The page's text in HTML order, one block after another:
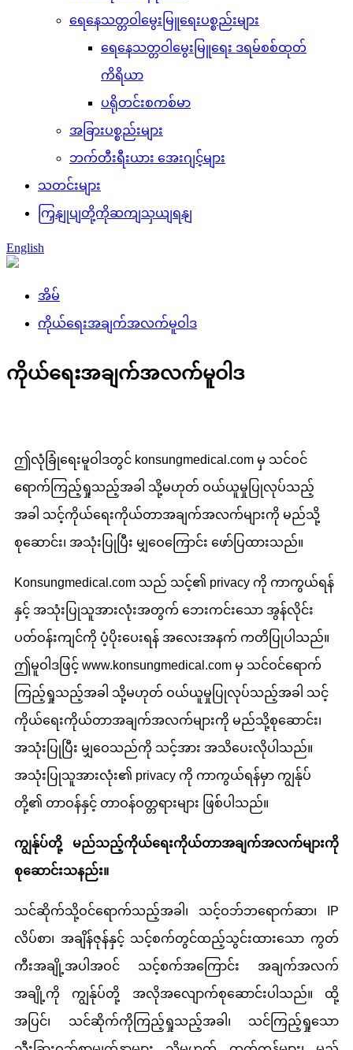
ရေနေသတ္တဝါမွေးမြူရေးပစ္စည်းများ
ရေနေသတ္တဝါမွေးမြူရေး ဒရမ်စစ်ထုတ်
ကိရိယာ
ပရိုတင်းစကစ်မာ
အခြားပစ္စည်းများ
ဘက်တီးရီးယား အေးဂျင့်များ
သတင်းများ
ကြှနျုပျတို့ကိုဆကျသှယျရနျ
English
အိမ်
ကိုယ်ရေးအချက်အလက်မူဝါဒ
ကိုယ်ရေးအချက်အလက်မူဝါဒ
ဤလုံခြုံရေးမူဝါဒတွင် konsungmedical.com မှ သင်ဝင်
ရောက်ကြည့်ရှုသည့်အခါ သို့မဟုတ် ဝယ်ယူမှုပြုလုပ်သည့်
အခါ သင့်ကိုယ်ရေးကိုယ်တာအချက်အလက်များကို မည်သို့
စုဆောင်း၊ အသုံးပြုပြီး မျှဝေကြောင်း ဖော်ပြထားသည်။
Konsungmedical.com သည် သင့်၏ privacy ကို ကာကွယ်ရန်
နှင့် အသုံးပြုသူအားလုံးအတွက် ဘေးကင်းသော အွန်လိုင်း
ပတ်ဝန်းကျင်ကို ပံ့ပိုးပေးရန် အလေးအနက် ကတိပြုပါသည်။
ဤမူဝါဒဖြင့် www.konsungmedical.com မှ သင်ဝင်ရောက်
ကြည့်ရှုသည့်အခါ သို့မဟုတ် ဝယ်ယူမှုပြုလုပ်သည့်အခါ သင့်
ကိုယ်ရေးကိုယ်တာအချက်အလက်များကို မည်သို့စုဆောင်း၊
အသုံးပြုပြီး မျှဝေသည်ကို သင့်အား အသိပေးလိုပါသည်။
အသုံးပြုသူအားလုံး၏ privacy ကို ကာကွယ်ရန်မှာ ကျွန်ုပ်
တို့၏ တာဝန်နှင့် တာဝန်ဝတ္တရားများ ဖြစ်ပါသည်။
ကျွန်ုပ်တို့ မည်သည့်ကိုယ်ရေးကိုယ်တာအချက်အလက်များကို
စုဆောင်းသနည်း။
သင်ဆိုက်သို့ဝင်ရောက်သည့်အခါ၊ သင့်ဝဘ်ဘရောက်ဆာ၊ IP
လိပ်စာ၊ အချိန်ဇုန်နှင့် သင့်စက်တွင်ထည့်သွင်းထားသော ကွတ်
ကီးအချို့အပါအဝင် သင့်စက်အကြောင်း အချက်အလက်
အချို့ကို ကျွန်ုပ်တို့ အလိုအလျောက်စုဆောင်းပါသည်။ ထို့
အပြင်၊ သင်ဆိုက်ကိုကြည့်ရှုသည့်အခါ၊ သင်ကြည့်ရှုသော